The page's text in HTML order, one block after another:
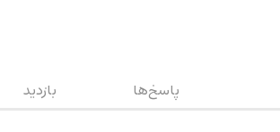
پاسخ‌ها بازدید